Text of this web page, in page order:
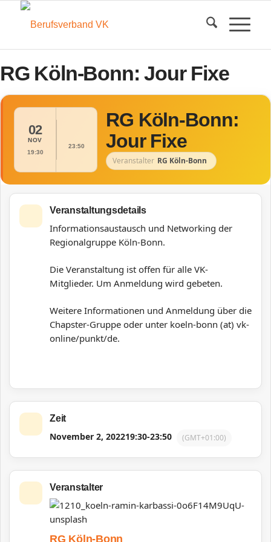
RG Köln-Bonn: Jour Fixe
02
NOV
19:30
23:50
RG Köln-Bonn:
Jour Fixe
Veranstalter RG Köln-Bonn
Veranstaltungsdetails
Informationsaustausch und Networking der
Regionalgruppe Köln-Bonn.
Die Veranstaltung ist offen für alle VK-
Mitglieder. Um Anmeldung wird gebeten.
Weitere Informationen und Anmeldung über die
Chapster-Gruppe oder unter koeln-bonn (at) vk-
online/punkt/de.
Zeit
November 2, 202219:30-23:50 (GMT+01:00)
Veranstalter
RG Köln-Bonn